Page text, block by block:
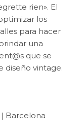
rien». El
los
para hacer
una
que se
diseño vintage.
| Barcelona